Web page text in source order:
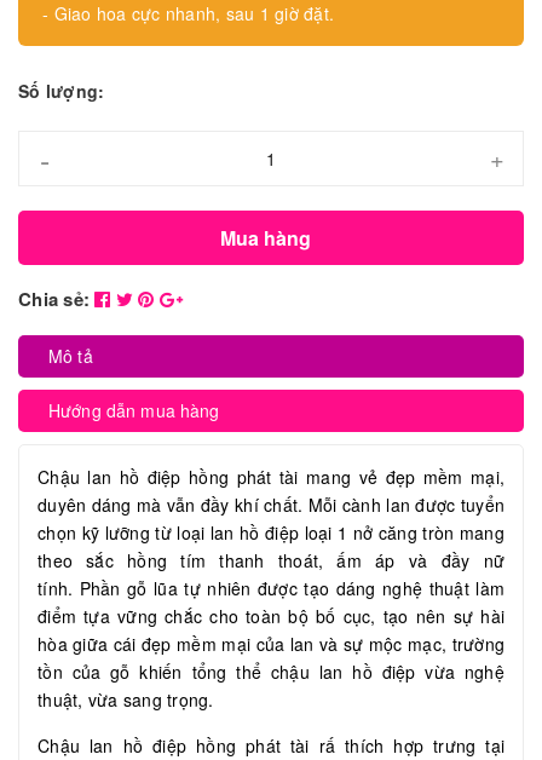
- Giao hoa cực nhanh, sau 1 giờ đặt.
Số lượng:
- +
Mua hàng
Chia sẻ:
Mô tả
Hướng dẫn mua hàng
Chậu lan hồ điệp hồng phát tài mang vẻ đẹp mềm mại,
duyên dáng mà vẫn đầy khí chất. Mỗi cành lan được tuyển
chọn kỹ lưỡng từ loại lan hồ điệp loại 1 nở căng tròn mang
theo sắc hồng tím thanh thoát, ấm áp và đầy nữ
tính. Phần gỗ lũa tự nhiên được tạo dáng nghệ thuật làm
điểm tựa vững chắc cho toàn bộ bố cục, tạo nên sự hài
hòa giữa cái đẹp mềm mại của lan và sự mộc mạc, trường
tồn của gỗ khiến tổng thể chậu lan hồ điệp vừa nghệ
thuật, vừa sang trọng.
Chậu lan hồ điệp hồng phát tài rấ thích hợp trưng tại